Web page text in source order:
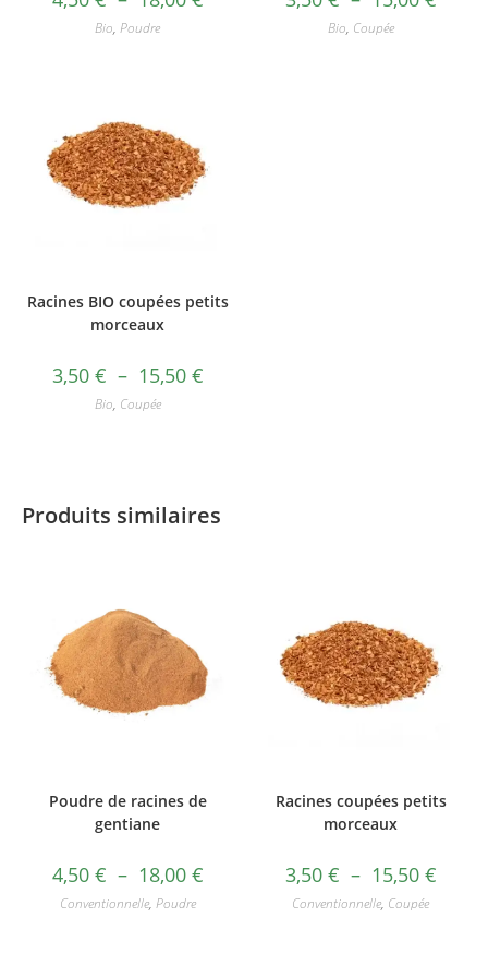
Bio, Poudre Bio, Coupée
Racines BIO coupées petits
morceaux
3,50 € – 15,50 €
Bio, Coupée
Produits similaires
Poudre de racines de
gentiane
4,50 € – 18,00 €
Conventionnelle, Poudre
Racines coupées petits
morceaux
3,50 € – 15,50 €
Conventionnelle, Coupée